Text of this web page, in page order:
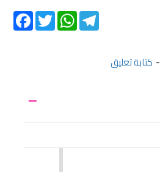
- كتابة تعليق
Twitter
WhatsAppTelegram